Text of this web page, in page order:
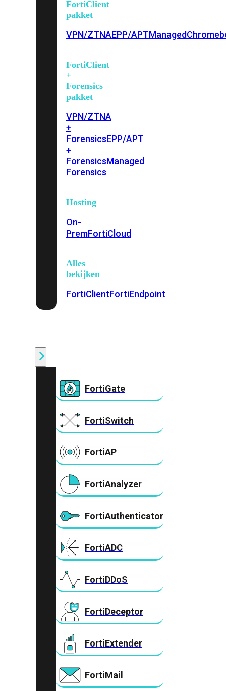
FortiClient
pakket
VPN/ZTNAEPP/APTManaged
FortiClient
+
Forensics
pakket
VPN/ZTNA
+
ForensicsEPP/APT
+
ForensicsManaged
Forensics
Hosting
On-
PremFortiCloud
Alles
bekijken
FortiClientFortiEndpoint
FortiGate
FortiSwitch
FortiAP
FortiAnalyzer
FortiAuthenticator
FortiADC
FortiDDoS
FortiDeceptor
FortiExtender
FortiMail